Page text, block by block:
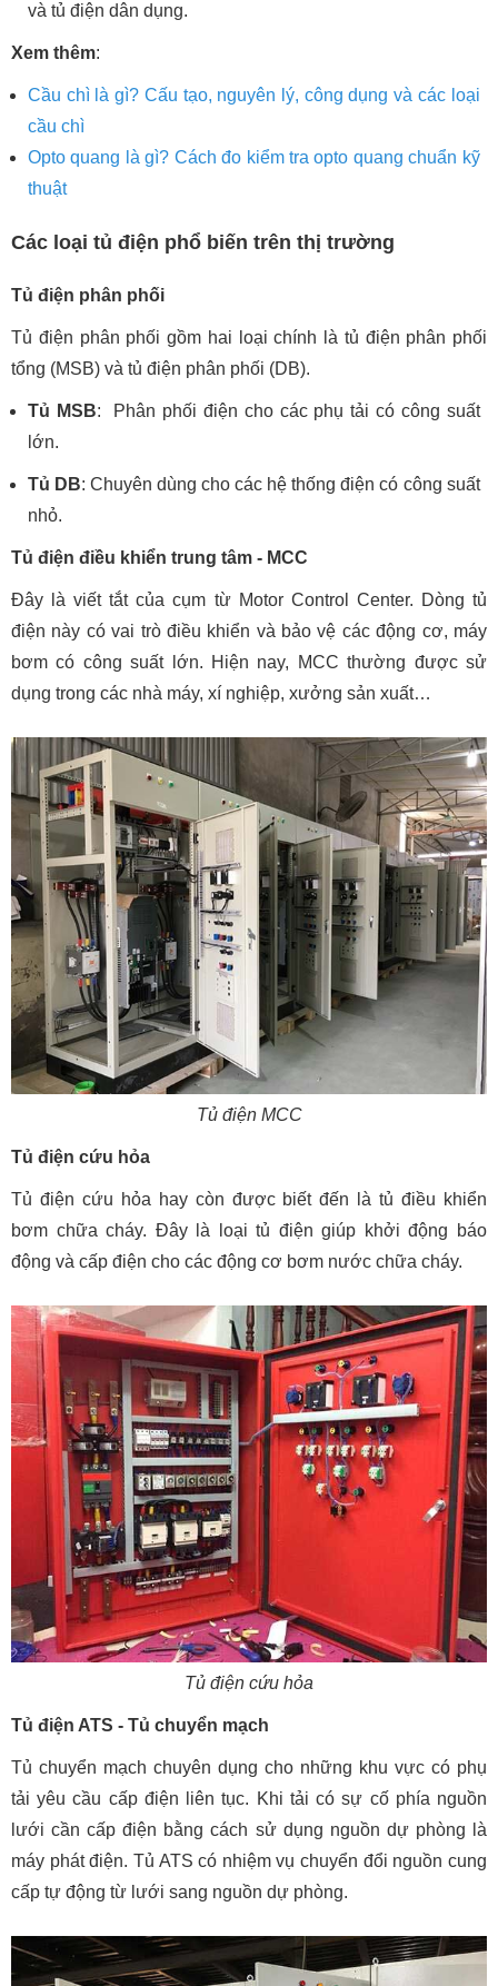
và tủ điện dân dụng.
Xem thêm:
Cầu chì là gì? Cấu tạo, nguyên lý, công dụng và các loại
cầu chì
Opto quang là gì? Cách đo kiểm tra opto quang chuẩn kỹ
thuật
Các loại tủ điện phổ biến trên thị trường
Tủ điện phân phối
Tủ điện phân phối gồm hai loại chính là tủ điện phân phối
tổng (MSB) và tủ điện phân phối (DB).
Tủ MSB: Phân phối điện cho các phụ tải có công suất
lớn.
Tủ DB: Chuyên dùng cho các hệ thống điện có công suất
nhỏ.
Tủ điện điều khiển trung tâm - MCC
Đây là viết tắt của cụm từ Motor Control Center. Dòng tủ
điện này có vai trò điều khiển và bảo vệ các động cơ, máy
bơm có công suất lớn. Hiện nay, MCC thường được sử
dụng trong các nhà máy, xí nghiệp, xưởng sản xuất…
Tủ điện MCC
Tủ điện cứu hỏa
Tủ điện cứu hỏa hay còn được biết đến là tủ điều khiển
bơm chữa cháy. Đây là loại tủ điện giúp khởi động báo
động và cấp điện cho các động cơ bơm nước chữa cháy.
Tủ điện cứu hỏa
Tủ điện ATS - Tủ chuyển mạch
Tủ chuyển mạch chuyên dụng cho những khu vực có phụ
tải yêu cầu cấp điện liên tục. Khi tải có sự cố phía nguồn
lưới cần cấp điện bằng cách sử dụng nguồn dự phòng là
máy phát điện. Tủ ATS có nhiệm vụ chuyển đổi nguồn cung
cấp tự động từ lưới sang nguồn dự phòng.